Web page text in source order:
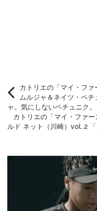
カトリエの「マイ・ファ
ムルジャ＆ネイツ・ペ
ャ。気にしないペチュニク。
カトリエの「マイ・ファ
ルド ネット（川崎）vol..2